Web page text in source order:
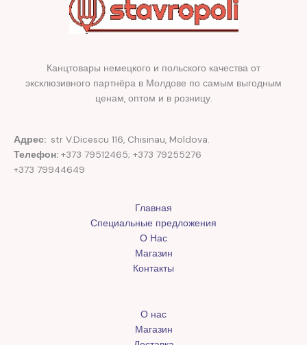
Канцтовары немецкого и польского качества от
эксклюзивного партнёра в Молдове по самым выгодным
ценам, оптом и в розницу.
Адрес: str V.Dicescu 116, Chisinau, Moldova.
Телефон: +373 79512465; +373 79255276
+373 79944649
Главная
Специальные предложения
О Нас
Магазин
Контакты
О нас
Магазин